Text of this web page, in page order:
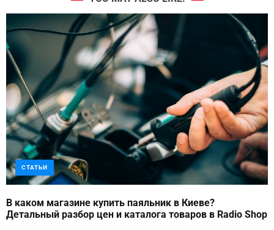
СТАТЬИ
В каком магазине купить паяльник в Киеве?
Детальный разбор цен и каталога товаров в Radio Shop